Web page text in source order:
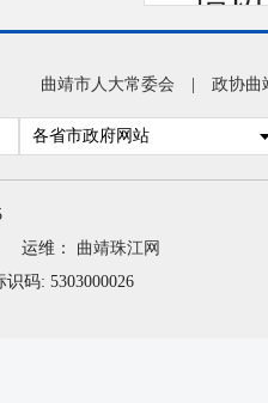
他
问
实
有
曲靖市人大常委会 政协曲
各省市政府网站
运维： 曲靖珠江网
码: 5303000026